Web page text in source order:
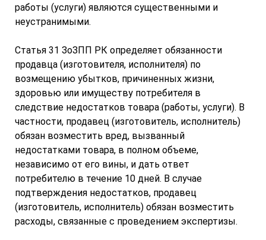
работы (услуги) являются существенными и
неустранимыми.
Статья 31 ЗоЗПП РК определяет обязанности
продавца (изготовителя, исполнителя) по
возмещению убытков, причиненных жизни,
здоровью или имуществу потребителя в
следствие недостатков товара (работы, услуги). В
частности, продавец (изготовитель, исполнитель)
обязан возместить вред, вызванный
недостатками товара, в полном объеме,
независимо от его вины, и дать ответ
потребителю в течение 10 дней. В случае
подтверждения недостатков, продавец
(изготовитель, исполнитель) обязан возместить
расходы, связанные с проведением экспертизы.